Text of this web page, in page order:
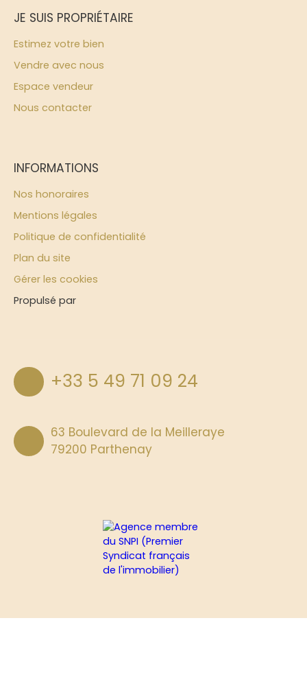
JE SUIS PROPRIÉTAIRE
Estimez votre bien
Vendre avec nous
Espace vendeur
Nous contacter
INFORMATIONS
Nos honoraires
Mentions légales
Politique de confidentialité
Plan du site
Gérer les cookies
Propulsé par
+33 5 49 71 09 24
63 Boulevard de la Meilleraye
79200 Parthenay